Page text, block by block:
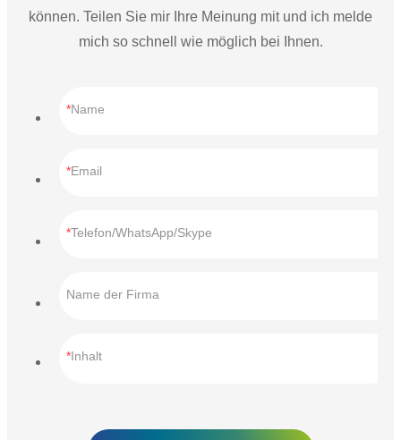
können. Teilen Sie mir Ihre Meinung mit und ich melde
mich so schnell wie möglich bei Ihnen.
Name
Email
Telefon/WhatsApp/Skype
Name der Firma
Inhalt